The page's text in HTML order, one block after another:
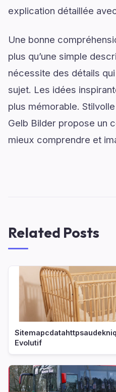
explication détaillée
Une bonne
plus qu’une simple
nécessite des détails
sujet. Les idées
plus mémorable.
Gelb Bilder propose un
mieux comprendre et
Related Posts
Evolutif